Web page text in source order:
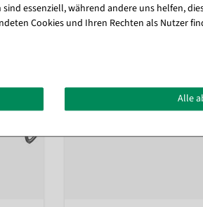
essenziell, während andere uns helfen,
Cookies und Ihren Rechten als Nutzer
Alle